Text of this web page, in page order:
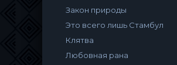
Закон природы
Это всего лишь Стамбул
Клятва
Любовная рана